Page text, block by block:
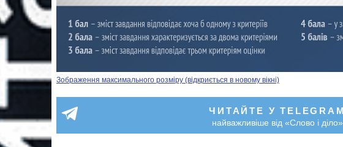
Зображення максимального розміру (відкриється в новому вікні)
ЧИТАЙТЕ У TELEGRAM
найважливіше від «Слово і діло»